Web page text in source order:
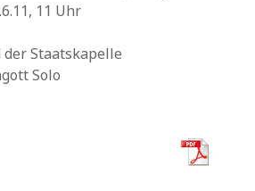
11 Uhr
der Staatskapelle
Solo